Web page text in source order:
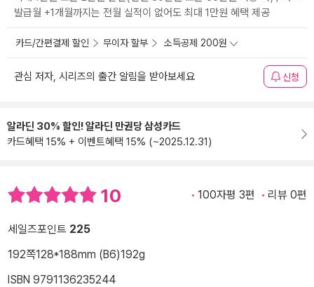
발급월 +1개월까지는 전월 실적이 없어도 최대 1만원 혜택 제공
카드/간편결제 할인 무이자 할부 소득공제 200원
관심 저자, 시리즈의 출간 알림을 받아보세요 신청
알라딘 30% 할인! 알라딘 만권당 삼성카드
카드혜택 15% + 이벤트혜택 15% (~2025.12.31)
10 100자평 3편 리뷰 0편
세일즈포인트 225
192쪽128*188mm (B6)192g
ISBN 9791136235244